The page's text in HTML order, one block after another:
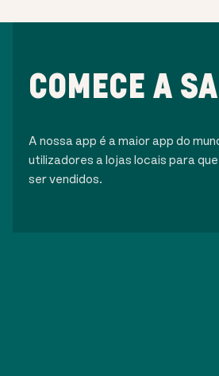
COMECE A
A nossa app é a maior app do
utilizadores a lojas locais para
ser vendidos.